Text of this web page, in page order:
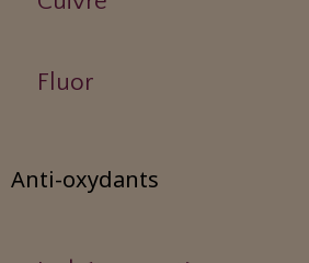
Fluor
Anti-oxydants